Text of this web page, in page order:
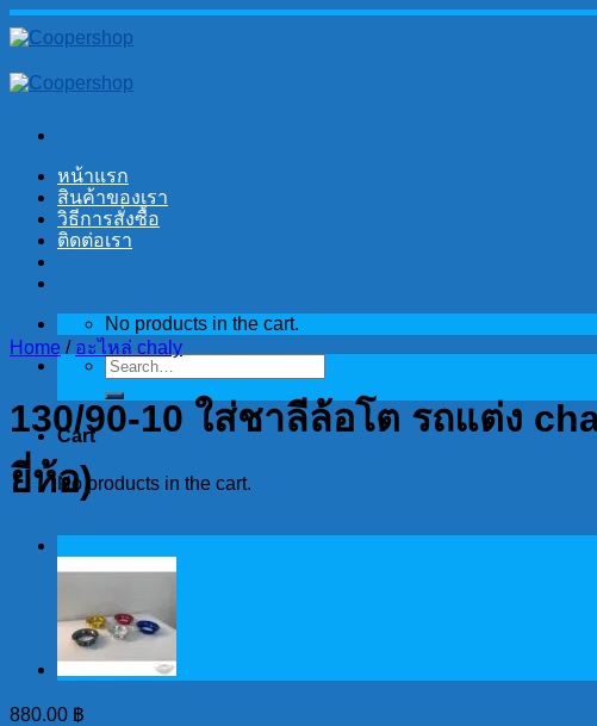
Skip
to
หน้าแรก
สินค้าของเรา
วิธีการสั่งซื้อ
ติดต่อเรา
No products in the cart.
Search
for:
Cart
No products in the cart.
Home / อะไหล่ chaly
130/90-10 ใส่ชาลีล้อโต รถแต่ง
ยี่ห้อ)
880.00 ฿